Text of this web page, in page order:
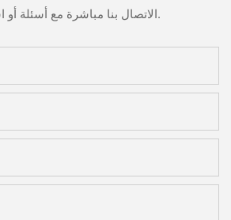
الاتصال بنا مباشرة مع أسئلة أو استفسارات.